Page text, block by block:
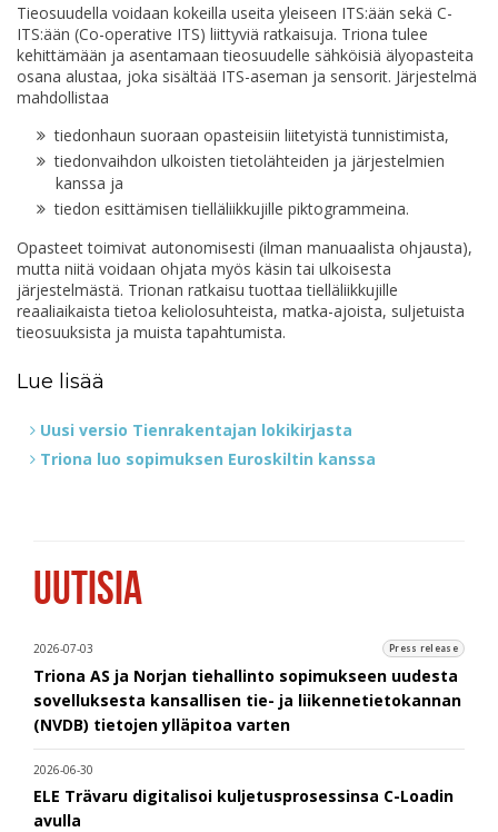
Tieosuudella voidaan kokeilla useita yleiseen ITS:ään sekä C-
ITS:ään (Co-operative ITS) liittyviä ratkaisuja. Triona tulee
kehittämään ja asentamaan tieosuudelle sähköisiä älyopasteita
osana alustaa, joka sisältää ITS-aseman ja sensorit. Järjestelmä
mahdollistaa
tiedonhaun suoraan opasteisiin liitetyistä tunnistimista,
tiedonvaihdon ulkoisten tietolähteiden ja järjestelmien
kanssa ja
tiedon esittämisen tielläliikkujille piktogrammeina.
Opasteet toimivat autonomisesti (ilman manuaalista ohjausta),
mutta niitä voidaan ohjata myös käsin tai ulkoisesta
järjestelmästä. Trionan ratkaisu tuottaa tielläliikkujille
reaaliaikaista tietoa keliolosuhteista, matka-ajoista, suljetuista
tieosuuksista ja muista tapahtumista.
Lue lisää
Uusi versio Tienrakentajan lokikirjasta
Triona luo sopimuksen Euroskiltin kanssa
UUTISIA
2026-07-03 Press release
Triona AS ja Norjan tiehallinto sopimukseen uudesta
sovelluksesta kansallisen tie- ja liikennetietokannan
(NVDB) tietojen ylläpitoa varten
2026-06-30
ELE Trävaru digitalisoi kuljetusprosessinsa C-Loadin
avulla